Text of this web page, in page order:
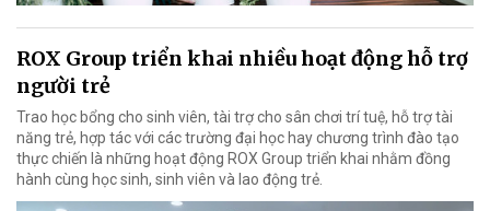
ROX Group triển khai nhiều hoạt động hỗ trợ
người trẻ
Trao học bổng cho sinh viên, tài trợ cho sân chơi trí tuệ, hỗ trợ tài
năng trẻ, hợp tác với các trường đại học hay chương trình đào tạo
thực chiến là những hoạt động ROX Group triển khai nhằm đồng
hành cùng học sinh, sinh viên và lao động trẻ.